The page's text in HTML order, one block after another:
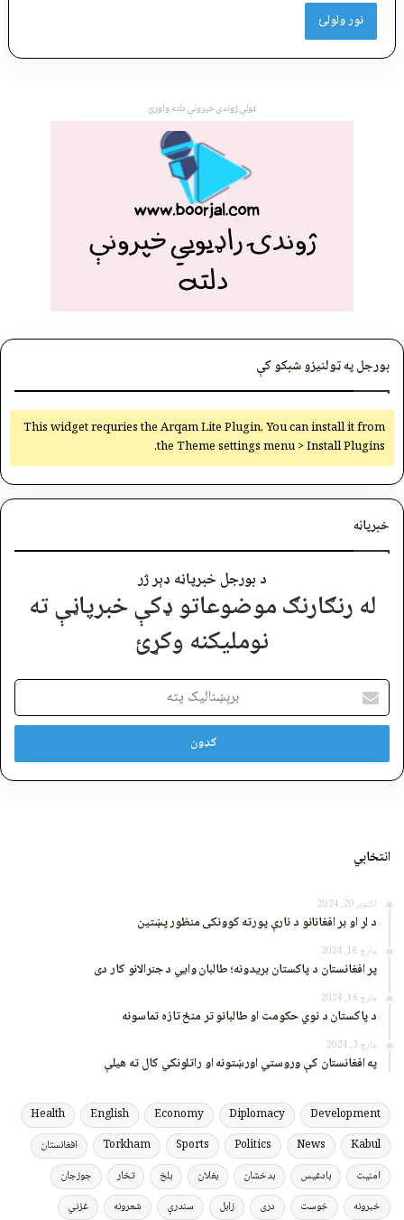
نور ولولئ
ټولې ژوندۍ خپرونې دلته واورئ
بورجل په ټولنیزو شبکو کې
This widget requries the Arqam Lite Plugin, You can install it from
the Theme settings menu > Install Plugins.
خبرپاڼه
د بورجل خبرپاڼه ډېر ژر
له رنګارنګ موضوعاتو ډکې خبرپاڼې ته
نوملیکنه وکړئ
برېښنالیک
پته
انتخابي
اکتوبر 20, 2024
د لر او بر افغانانو د نارې پورته کوونکی منظور پښتین
مارچ 18, 2024
پر افغانستان د پاکستان بریدونه؛ طالبان وايي د جنرالانو کار دی
مارچ 16, 2024
د پاکستان د نوي حکومت او طالبانو تر منځ تازه تماسونه
مارچ 3, 2024
په افغانستان کې وروستي اورښتونه او راتلونکي کال ته هیلې
Development
Diplomacy
Economy
English
Health
Kabul
News
Politics
Sports
Torkham
افغانستان
امنیت
بادغیس بدخشان بغلان بلخ تخار
جوزجان
خبرونه
خوست دری زابل سندرې شعرونه غزني